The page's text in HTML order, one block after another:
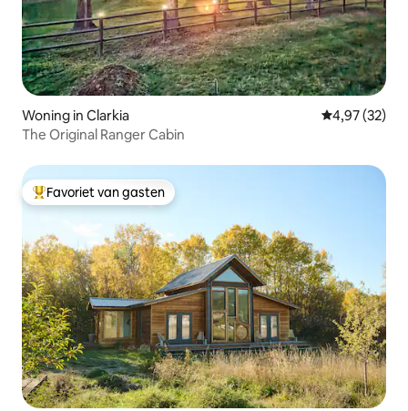
Woning in Clarkia Gemiddelde
4,97 (32)
The Original Ranger Cabin
Topfavoriet van gasten
Favoriet van gasten